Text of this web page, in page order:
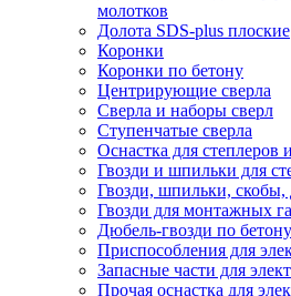
молотков
Долота SDS-plus плоские
Коронки
Коронки по бетону
Центрирующие сверла
Сверла и наборы сверл
Ступенчатые сверла
Оснастка для
Гвозди и шпильки для
Гвозди, шпильки, скобы,
Гвозди для монтажных
Дюбель-гвозди по бетону
Приспособления для
Запасные части для
Прочая оснастка для